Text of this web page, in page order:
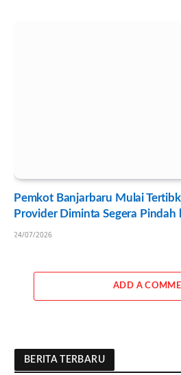
Pemkot Banjarbaru Mulai
Provider Diminta Segera Pindah
24/07/2026
ADD A
BERITA TERBARU